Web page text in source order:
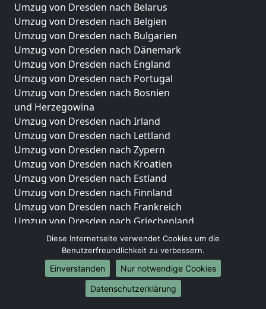
Umzug von Dresden nach Belarus
Umzug von Dresden nach Belgien
Umzug von Dresden nach Bulgarien
Umzug von Dresden nach Dänemark
Umzug von Dresden nach England
Umzug von Dresden nach Portugal
Umzug von Dresden nach Bosnien
und Herzegowina
Umzug von Dresden nach Irland
Umzug von Dresden nach Lettland
Umzug von Dresden nach Zypern
Umzug von Dresden nach Kroatien
Umzug von Dresden nach Estland
Umzug von Dresden nach Finnland
Umzug von Dresden nach Frankreich
Umzug von Dresden nach Griechenland
Umzug von Dresden nach Italien
Umzug von Dresden nach Liechtenstein
Umzug von Dresden nach Luxemburg
Umzug von Dresden nach Niederlande
Umzug von Dresden nach Norwegen
Diese Internetseite verwendet Cookies um die
Benutzerfreundlichkeit zu verbessern.
Einverstanden
Nur notwendige Cookies
Datenschutzerklärung